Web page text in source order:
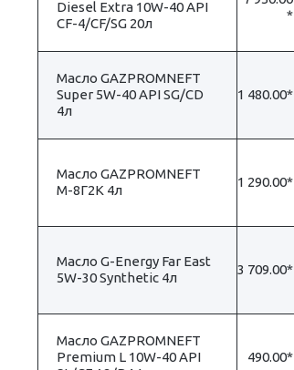
Diesel Extra 10W-40 API
CF-4/CF/SG 20л
*
Масло GAZPROMNЕFT
Super 5W-40 API SG/CD
4л
1 480.00*
Масло GAZPROMNЕFT
М-8Г2К 4л
1 290.00*
Масло G-Energy Far East
5W-30 Synthetic 4л
3 709.00*
Масло GAZPROMNEFT
Premium L 10W-40 API
490.00*